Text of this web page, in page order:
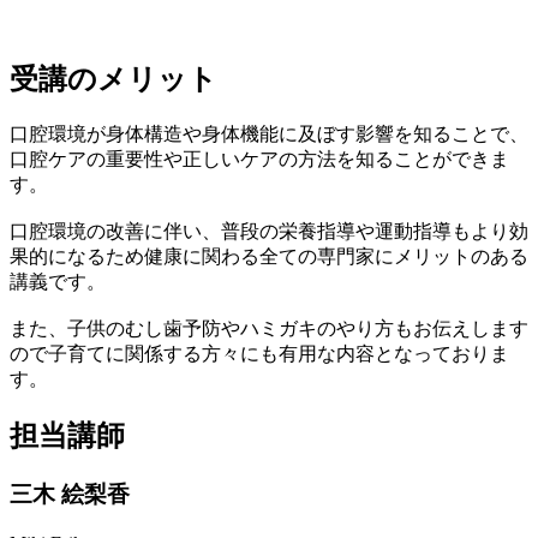
受講のメリット
口腔環境が身体構造や身体機能に及ぼす影響を知ることで、
口腔ケアの重要性や正しいケアの方法を知ることができま
す。
口腔環境の改善に伴い、普段の栄養指導や運動指導もより効
果的になるため健康に関わる全ての専門家にメリットのある
講義です。
また、子供のむし歯予防やハミガキのやり方もお伝えします
ので子育てに関係する方々にも有用な内容となっておりま
す。
担当講師
三木 絵梨香